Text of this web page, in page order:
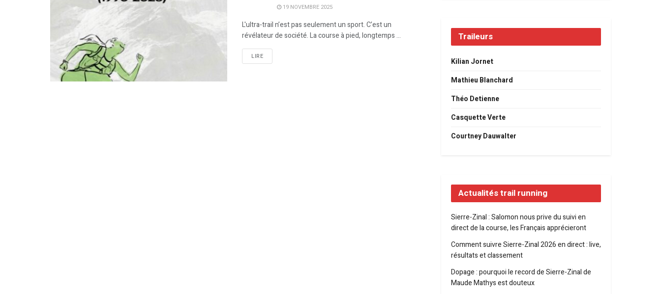
19 NOVEMBRE 2025
L'ultra-trail n’est pas seulement un sport. C’est un
révélateur de société. La course à pied, longtemps ...
LIRE
Traileurs
Kilian Jornet
Mathieu Blanchard
Théo Detienne
Casquette Verte
Courtney Dauwalter
Actualités trail running
Sierre-Zinal : Salomon nous prive du suivi en
direct de la course, les Français apprécieront
Comment suivre Sierre-Zinal 2026 en direct : live,
résultats et classement
Dopage : pourquoi le record de Sierre-Zinal de
Maude Mathys est douteux